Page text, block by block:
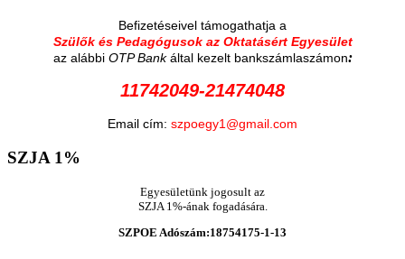
Befizetéseivel támogathatja a
Szülők és Pedagógusok az Oktatásért Egyesület
az alábbi OTP Bankáltal kezelt bankszámlaszámon:
11742049-21474048
Email cím: szpoegy1@gmail.com
SZJA1%
Egyesületünk jogosult az
SZJA 1%-ának fogadására.
SZPOE Adószám:18754175-1-13